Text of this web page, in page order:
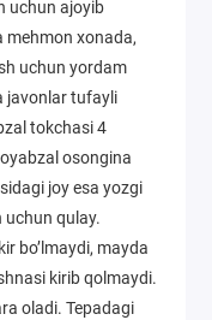
uchun ajoyib
mehmon xonada,
uchun yordam
javonlar tufayli
tokchasi 4
osongina
joy esa yozgi
uchun qulay.
bo’lmaydi, mayda
kirib qolmaydi.
oladi. Tepadagi